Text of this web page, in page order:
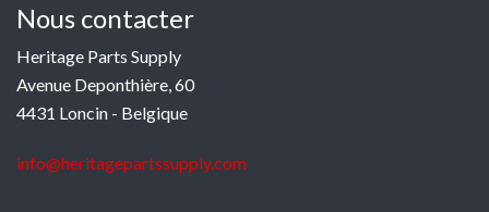
Nous contacter
Heritage Parts Supply
Avenue Deponthière, 60
4431 Loncin - Belgique
info@heritagepartssupply.com